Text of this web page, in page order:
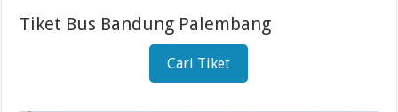
Tiket Bus Bandung Palembang
Cari Tiket